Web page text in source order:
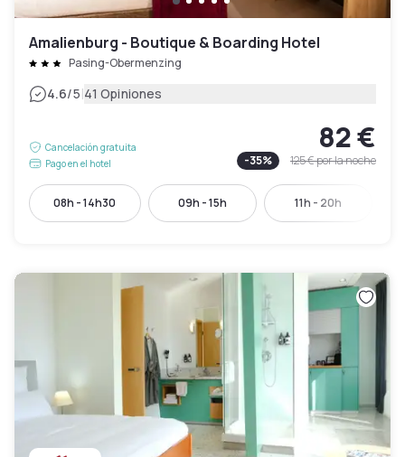
Amalienburg - Boutique & Boarding Hotel
Pasing-Obermenzing
4.6/5|41 Opiniones
Cancelación gratuita
Pago en el hotel
82 €
-35% 125 €por la noche
08h - 14h30 09h - 15h 11h - 20h